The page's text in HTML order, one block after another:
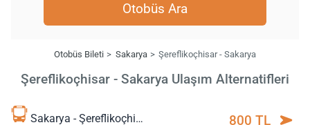
Otobüs Ara
Otobüs Bileti Sakarya Şereflikoçhisar - Sakarya
Şereflikoçhisar - Sakarya Ulaşım Alternatifleri
Sakarya - Şereflikoçhisar 800 TL